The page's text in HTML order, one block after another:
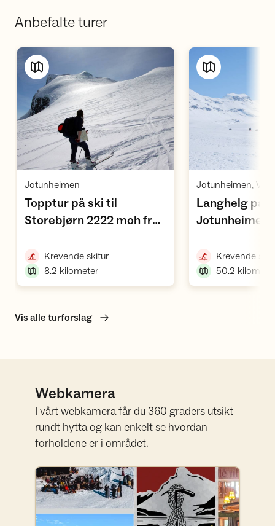
Anbefalte turer
Vis turforslag
Jotunheimen
Topptur på ski til
Storebjørn 2222 moh fra
Krevende skitur,
8.2 kilometer
Langhelg på
Jotunheimen
Krevende
50.2
Vis alle turforslag
Webkamera
I vårt webkamera får du 360 graders utsikt
rundt hytta og kan enkelt se hvordan
forholdene er i området.
Se webkamera fra Leirvassbu